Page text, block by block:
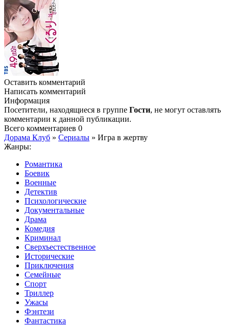
Оставить комментарий
Написать комментарий
Информация
Посетители, находящиеся в группе Гости, не могут оставлять
комментарии к данной публикации.
Всего комментариев 0
Дорама Клуб » Сериалы » Игра в жертву
Жанры:
Романтика
Боевик
Военные
Детектив
Психологические
Документальные
Драма
Комедия
Криминал
Сверхъестественное
Исторические
Приключения
Семейные
Спорт
Триллер
Ужасы
Фэнтези
Фантастика